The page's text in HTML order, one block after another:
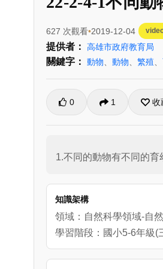
627 次觀看 2019-12-04
提供者： 高雄市政府教育局
關鍵字： 動物 動物 繁殖
0 1 收
1.不同的動物有不同的育
知識架構
領域：自然科學領域-自
學習階段：國小5-6年級(